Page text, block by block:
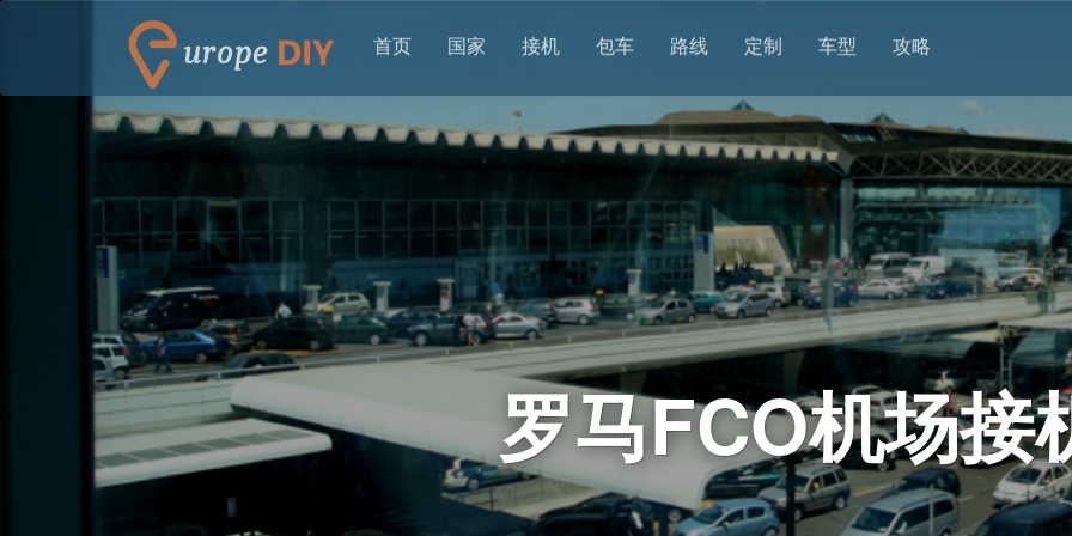
首页 国家 接机 包车 路线 定制 车型 攻略
罗马FCO机场接